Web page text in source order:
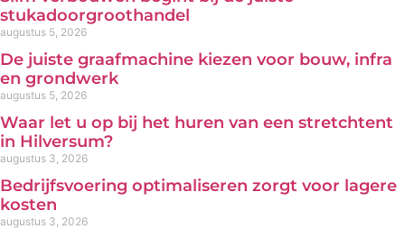
stukadoorgroothandel
augustus 5, 2026
De juiste graafmachine kiezen voor bouw, infra
en grondwerk
augustus 5, 2026
Waar let u op bij het huren van een stretchtent
in Hilversum?
augustus 3, 2026
Bedrijfsvoering optimaliseren zorgt voor lagere
kosten
augustus 3, 2026